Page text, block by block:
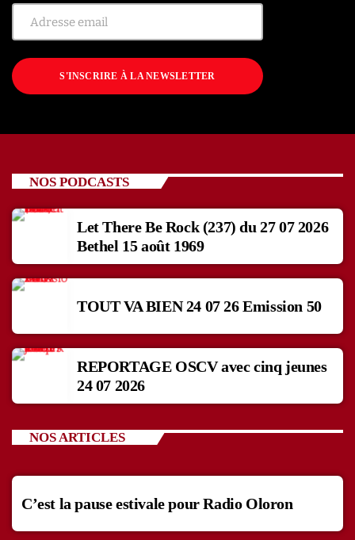
S'INSCRIRE À LA NEWSLETTER
NOS PODCASTS
Let There Be Rock (237) du 27 07 2026
Bethel 15 août 1969
TOUT VA BIEN 24 07 26 Emission 50
REPORTAGE OSCV avec cinq jeunes
24 07 2026
NOS ARTICLES
C’est la pause estivale pour Radio Oloron